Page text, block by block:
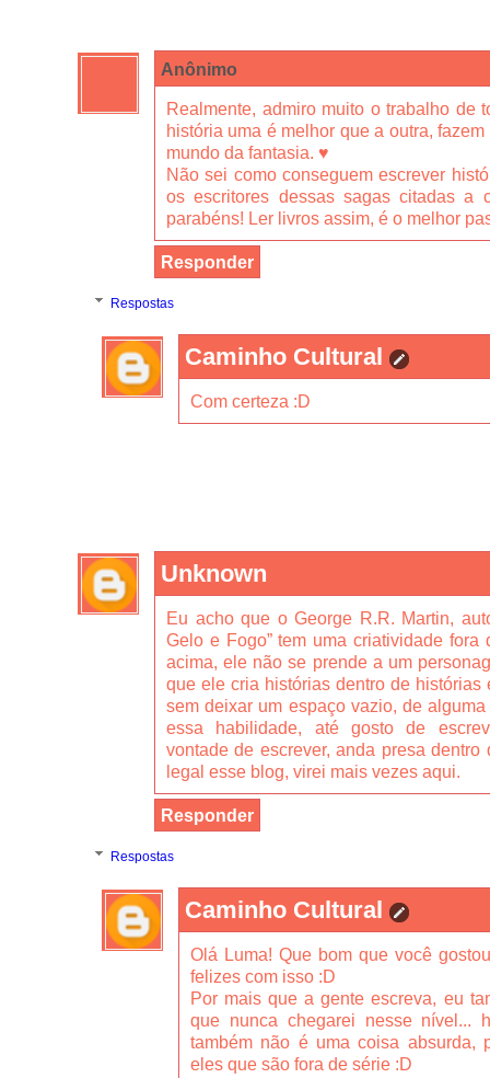
Anônimo
Realmente, admiro muito o trabalho de
história uma é melhor que a outra,
mundo da fantasia. ♥
Não sei como conseguem escrever
os escritores dessas sagas citadas a
parabéns! Ler livros assim, é o melhor
Responder
Respostas
Caminho Cultural
Com certeza :D
Unknown
Eu acho que o George R.R. Martin,
Gelo e Fogo” tem uma criatividade
acima, ele não se prende a um
que ele cria histórias dentro de histórias
sem deixar um espaço vazio, de
essa habilidade, até gosto de
vontade de escrever, anda presa
legal esse blog, virei mais vezes aqui.
Responder
Respostas
Caminho Cultural
Olá Luma! Que bom que você
felizes com isso :D
Por mais que a gente escreva, eu
que nunca chegarei nesse nível...
também não é uma coisa absurda,
eles que são fora de série :D